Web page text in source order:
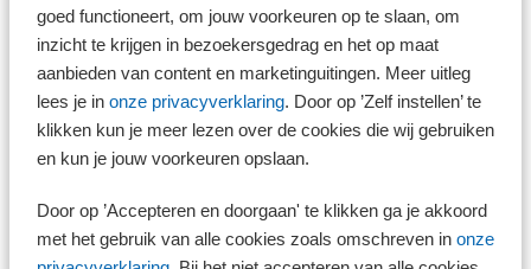
goed functioneert, om jouw voorkeuren op te slaan, om
inzicht te krijgen in bezoekersgedrag en het op maat
aanbieden van content en marketinguitingen. Meer uitleg
lees je in onze privacyverklaring. Door op ’Zelf instellen’ te
klikken kun je meer lezen over de cookies die wij gebruiken
en kun je jouw voorkeuren opslaan.
Door op ’Accepteren en doorgaan' te klikken ga je akkoord
met het gebruik van alle cookies zoals omschreven in onze
Let op!
Inmiddels berekent de Belastingdienst, conform het
hetzelfde rentepercentage als over aanslagen IB.
Belastingrente IB
In de uitspraak van 16 januari 2026 gaf de Hoge Raad al aan dat bij de
belastingrente op een aanslag IB geen sprake is van strijd met het
evenredigheidsbeginsel, het gelijkheidsbeginsel of Europees recht. Die